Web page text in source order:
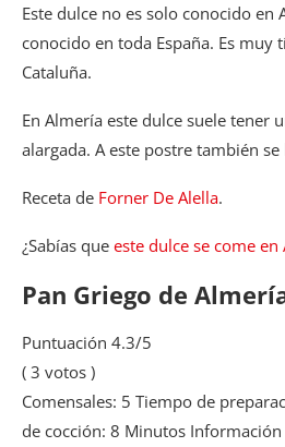
Este dulce no es solo conocido en
conocido en toda España. Es muy
Cataluña.
En Almería este dulce suele tener
alargada. A este postre también
Receta de Forner De Alella.
¿Sabías que este dulce se come en
Pan Griego de
Puntuación 4.3/5
( 3 votos )
Comensales: 5 Tiempo de
de cocción: 8 Minutos